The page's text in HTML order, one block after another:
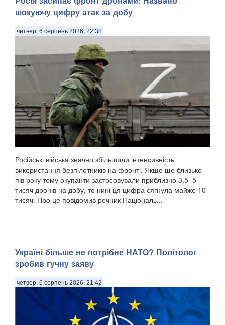
шокуючу цифру атак за добу
четвер, 6 серпень 2026, 22:38
Російські війська значно збільшили інтенсивність
використання безпілотників на фронті. Якщо ще близько
пів року тому окупанти застосовували приблизно 3,5–5
тисяч дронів на добу, то нині ця цифра сягнула майже 10
тисяч. Про це повідомив речник Національ...
Україні більше не потрібне НАТО? Політолог
зробив гучну заяву
четвер, 6 серпень 2026, 21:42